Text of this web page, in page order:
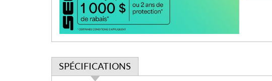
o
n
SPÉCIFICATIONS